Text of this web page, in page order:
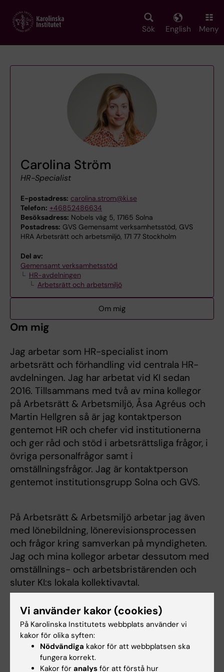
main
Sök English Meny
Carolina Ström
HR-Specialist
E-postadress: carolina.strom@ki.se
Telefon: +46852486634
Besöksadress: Nobels väg 5, 17165 Solna
Postadress: GVS Gemensamt verksamhetsstöd, GVS
HRA Arbetsrätt och arbetsmiljö, 171 77 Stockholm
Del av:
Gemensamt verksamhetsstöd
HR-avdelningen
Arbetsrätt och arbetsmiljö
Om mig
Om mig
Jag arbetar som HR-specialist inom
arbetsrätt och förhandling vid centrala HR-
avdelningen. Jag har arbetat vid KI sedan
2016. Tillsammans med två av mina kollegor
på Arbetsrätt & Arbetsmiljö, Åsa Agréus och
Martin Hellgren så är jag kontaktperson
gentemot HR och chefer vid institutionerna
och ger råd och stöd i arbetsrättsliga frågor, i
övriga personalfrågor samt i
omställningsfrågor. Jag är kontaktperson
gentemot institutionsgrupp Solna och GVS.
På Arbetsrätt & Arbetsmiljö arbetar jag även
med lönebildning, lönerevisionsprocessen
och frågor kring samverkan på myndigheten.
Jag och mina kollegor arbetar dessutom med
omställnings- och arbetsbristärenden och
sluter KI:s lokala kollektivavtal.
Är du Carolina Ström?
Redigera din profil
Vi använder kakor (cookies)
På Karolinska Institutets webbplats använder vi
kakor för olika syften:
Nödvändiga kakor för att webbplatsen ska
fungera korrekt.
Kakor för analys för att förstå hur